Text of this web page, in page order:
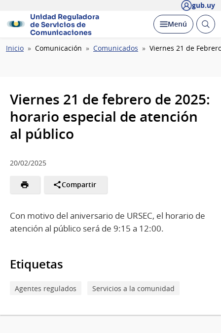
gub.uy
Unidad Reguladora
de Servicios de
Comunicaciones
Desplegar
Menú Abrir
Ruta
Inicio Comunicación Comunicados Viernes 21 de
Viernes 21 de febrero de 2025:
horario especial de atención
al público
20/02/2025
Compartir
Con motivo del aniversario de URSEC, el horario de
atención al público será de 9:15 a 12:00.
Etiquetas
Agentes regulados Servicios a la comunidad